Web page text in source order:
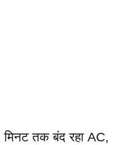
तक बंद रहा AC,